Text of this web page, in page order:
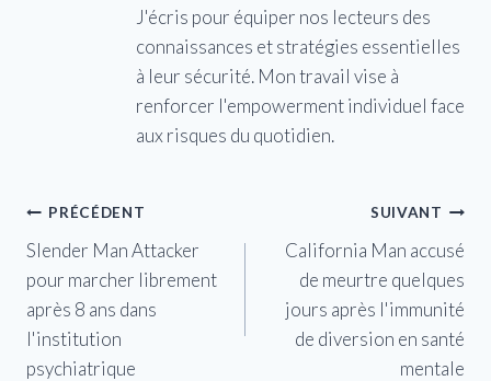
J'écris pour équiper nos lecteurs des
connaissances et stratégies essentielles
à leur sécurité. Mon travail vise à
renforcer l'empowerment individuel face
aux risques du quotidien.
Navigation
de
l’article
PRÉCÉDENT
Slender Man Attacker
pour marcher librement
après 8 ans dans
l'institution
psychiatrique
SUIVANT
California Man accusé
de meurtre quelques
jours après l'immunité
de diversion en santé
mentale